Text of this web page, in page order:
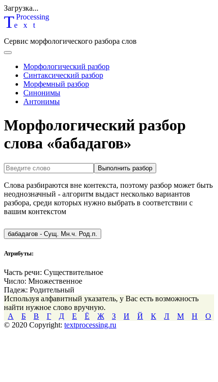
Загрузка...
Text
Processing
Сервис морфологического разбора слов
Морфологический разбор
Синтаксический разбор
Морфемный разбор
Синонимы
Антонимы
Морфологический разбор
слова «бабадагов»
Выполнить разбор
Слова разбираются вне контекста, поэтому разбор может быть
неоднозначный - алгоритм выдаст несколько вариантов
разбора, среди которых нужно выбрать в соответствии с
вашим контекстом
бабадагов - Сущ. Мн.ч. Род.п.
Атрибуты:
Часть речи: Существительное
Число: Множественное
Падеж: Родительный
Используя алфавитный указатель, у Вас есть возможность
найти нужное слово вручную.
А
Б В Г Д Е Ё Ж З И Й К Л М Н
О
© 2020 Copyright: textprocessing.ru